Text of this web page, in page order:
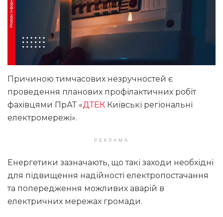
Причиною тимчасових незручностей є
проведення планових профілактичних робіт
фахівцями ПрАТ «ДТЕК Київські регіональні
електромережі».
РЕКЛАМА
Енергетики зазначають, що такі заходи необхідні
для підвищення надійності електропостачання
та попередження можливих аварій в
електричних мережах громади.